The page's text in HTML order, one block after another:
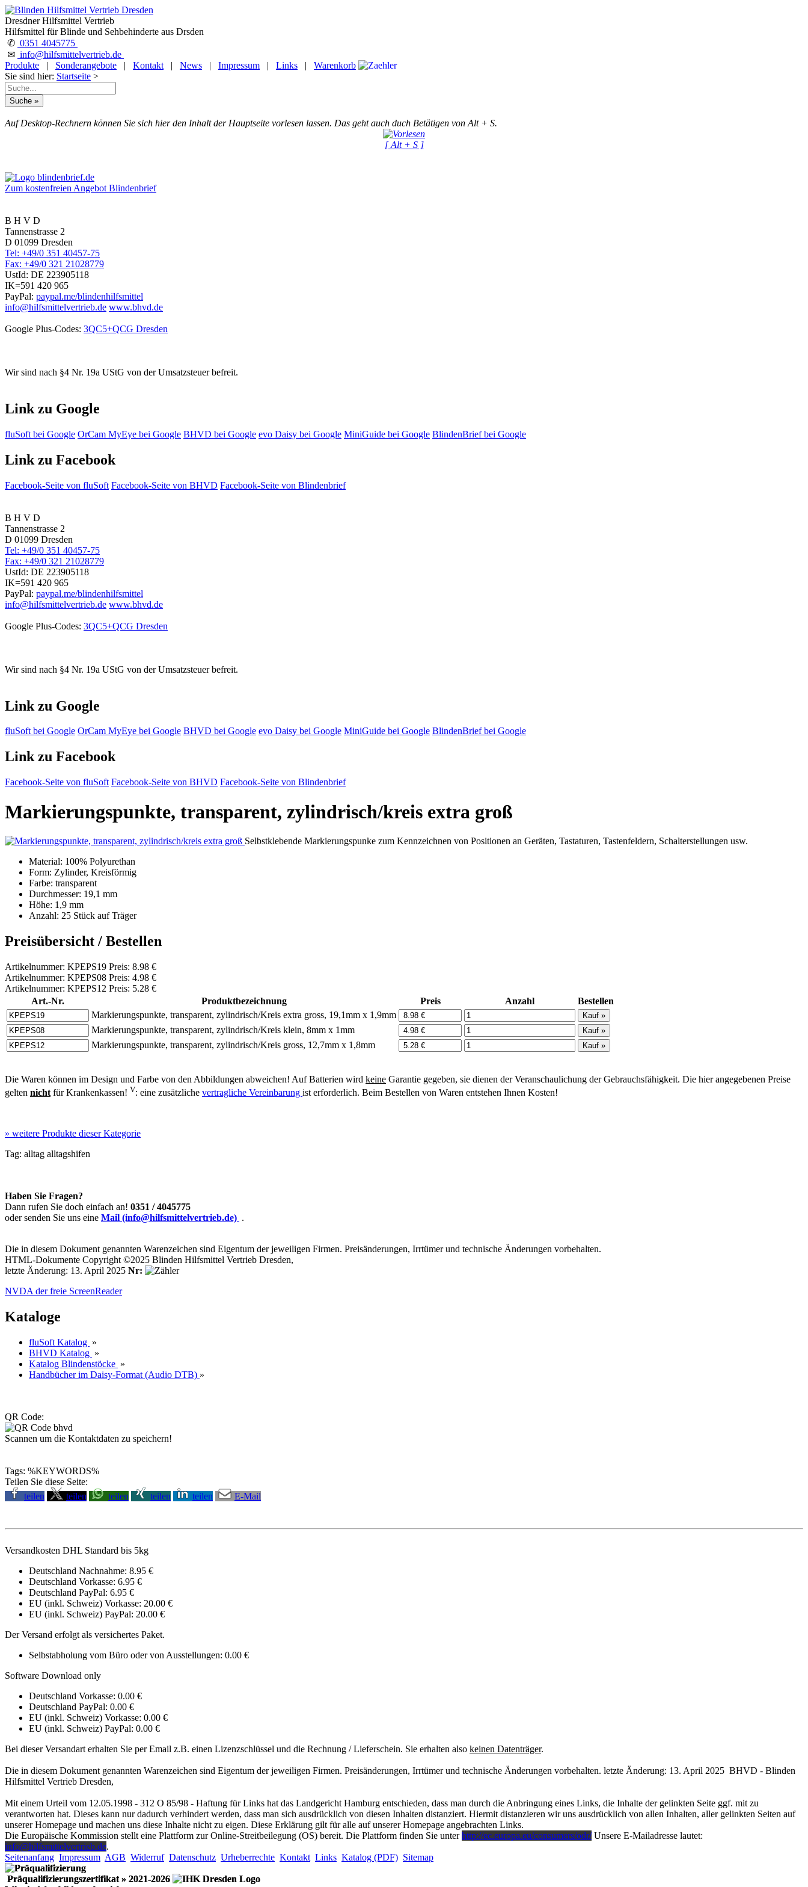
Dresdner Hilfsmittel Vertrieb
Hilfsmittel für Blinde und Sehbehinderte aus Drsden
✆ 0351 4045775
✉ info@hilfsmittelvertrieb.de
Produkte
| Sonderangebote | Kontakt | News | Impressum | Links |
Warenkorb
Sie sind hier: Startseite >
Auf Desktop-Rechnern können Sie sich hier den Inhalt der Hauptseite vorlesen lassen. Das geht auch duch Betätigen von Alt + S.
[ Alt + S ]
Zum kostenfreien Angebot Blindenbrief
B H V D
Tannenstrasse 2
D 01099 Dresden
Tel: +49/0 351 40457-75
Fax: +49/0 321 21028779
UstId: DE 223905118
IK=591 420 965
PayPal: paypal.me/blindenhilfsmittel
info@hilfsmittelvertrieb.de www.bhvd.de
Google Plus-Codes: 3QC5+QCG Dresden
Wir sind nach §4 Nr. 19a UStG von der Umsatzsteuer befreit.
Link zu Google
fluSoft bei Google OrCam MyEye bei Google BHVD bei Google evo Daisy bei Google MiniGuide bei Google BlindenBrief bei Google
Link zu Facebook
Facebook-Seite von fluSoft Facebook-Seite von BHVD Facebook-Seite von Blindenbrief
B H V D
Tannenstrasse 2
D 01099 Dresden
Tel: +49/0 351 40457-75
Fax: +49/0 321 21028779
UstId: DE 223905118
IK=591 420 965
PayPal: paypal.me/blindenhilfsmittel
info@hilfsmittelvertrieb.de www.bhvd.de
Google Plus-Codes: 3QC5+QCG Dresden
Wir sind nach §4 Nr. 19a UStG von der Umsatzsteuer befreit.
Link zu Google
fluSoft bei Google OrCam MyEye bei Google BHVD bei Google evo Daisy bei Google MiniGuide bei Google BlindenBrief bei Google
Link zu Facebook
Facebook-Seite von fluSoft Facebook-Seite von BHVD Facebook-Seite von Blindenbrief
Markierungspunkte, transparent, zylindrisch/kreis extra groß
Selbstklebende Markierungspunke zum Kennzeichnen von Positionen an Geräten, Tastaturen, Tastenfeldern, Schalterstellungen usw.
Material: 100% Polyurethan
Form: Zylinder, Kreisförmig
Farbe: transparent
Durchmesser: 19,1 mm
Höhe: 1,9 mm
Anzahl: 25 Stück auf Träger
Preisübersicht / Bestellen
Artikelnummer: KPEPS19 Preis: 8.98 €
Artikelnummer: KPEPS08 Preis: 4.98 €
Artikelnummer: KPEPS12 Preis: 5.28 €
Art.-Nr.
Produktbezeichnung Preis Anzahl
Bestellen
Markierungspunkte, transparent, zylindrisch/Kreis extra gross, 19,1mm x 1,9mm
Markierungspunkte, transparent, zylindrisch/Kreis klein, 8mm x 1mm
Markierungspunkte, transparent, zylindrisch/Kreis gross, 12,7mm x 1,8mm
Die Waren können im Design und Farbe von den Abbildungen abweichen! Auf Batterien wird keine Garantie gegeben, sie dienen der Veranschaulichung der Gebrauchsfähigkeit. Die hier angegebenen Preise
gelten nicht für Krankenkassen! V: eine zusätzliche vertragliche Vereinbarung ist erforderlich. Beim Bestellen von Waren entstehen Ihnen Kosten!
» weitere Produkte dieser Kategorie
Tag: alltag alltagshifen
Haben Sie Fragen?
Dann rufen Sie doch einfach an! 0351 / 4045775
oder senden Sie uns eine Mail (info@hilfsmittelvertrieb.de) .
Die in diesem Dokument genannten Warenzeichen sind Eigentum der jeweiligen Firmen. Preisänderungen, Irrtümer und technische Änderungen vorbehalten.
HTML-Dokumente Copyright ©2025 Blinden Hilfsmittel Vertrieb Dresden,
letzte Änderung: 13. April 2025 Nr:
NVDA der freie ScreenReader
Kataloge
fluSoft Katalog »
BHVD Katalog »
Katalog Blindenstöcke »
Handbücher im Daisy-Format (Audio DTB) »
QR Code:
Scannen um die Kontaktdaten zu speichern!
Tags: %KEYWORDS%
Teilen Sie diese Seite:
teilen
teilen teilen teilen teilen E-Mail
Versandkosten DHL Standard bis 5kg
Deutschland Nachnahme: 8.95 €
Deutschland Vorkasse: 6.95 €
Deutschland PayPal: 6.95 €
EU (inkl. Schweiz) Vorkasse: 20.00 €
EU (inkl. Schweiz) PayPal: 20.00 €
Der Versand erfolgt als versichertes Paket.
Selbstabholung vom Büro oder von Ausstellungen: 0.00 €
Software Download only
Deutschland Vorkasse: 0.00 €
Deutschland PayPal: 0.00 €
EU (inkl. Schweiz) Vorkasse: 0.00 €
EU (inkl. Schweiz) PayPal: 0.00 €
Bei dieser Versandart erhalten Sie per Email z.B. einen Lizenzschlüssel und die Rechnung / Lieferschein. Sie erhalten also keinen Datenträger.
Die in diesem Dokument genannten Warenzeichen sind Eigentum der jeweiligen Firmen. Preisänderungen, Irrtümer und technische Änderungen vorbehalten. letzte Änderung: 13. April 2025 BHVD - Blinden
Hilfsmittel Vertrieb Dresden,
Mit einem Urteil vom 12.05.1998 - 312 O 85/98 - Haftung für Links hat das Landgericht Hamburg entschieden, dass man durch die Anbringung eines Links, die Inhalte der gelinkten Seite ggf. mit zu
verantworten hat. Dieses kann nur dadurch verhindert werden, dass man sich ausdrücklich von diesen Inhalten distanziert. Hiermit distanzieren wir uns ausdrücklich von allen Inhalten, aller gelinkten Seiten auf
unserer Homepage und machen uns diese Inhalte nicht zu eigen. Diese Erklärung gilt für alle auf unserer Homepage angebrachten Links.
Die Europäische Kommission stellt eine Plattform zur Online-Streitbeilegung (OS) bereit. Die Plattform finden Sie unterhttp://ec.europa.eu/consumers/odr/Unsere E-Mailadresse lautet:
info@hilfsmittelvertrieb.de.
Seitenanfang Impressum AGB Widerruf Datenschutz Urheberrechte Kontakt Links Katalog (PDF) Sitemap
Präqualifizierungszertifikat » 2021-2026